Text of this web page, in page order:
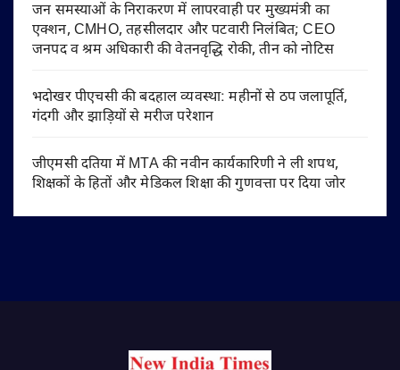
जन समस्याओं के निराकरण में लापरवाही पर मुख्यमंत्री का
एक्शन, CMHO, तहसीलदार और पटवारी निलंबित; CEO
जनपद व श्रम अधिकारी की वेतनवृद्धि रोकी, तीन को नोटिस
भदोखर पीएचसी की बदहाल व्यवस्था: महीनों से ठप जलापूर्ति,
गंदगी और झाड़ियों से मरीज परेशान
जीएमसी दतिया में MTA की नवीन कार्यकारिणी ने ली शपथ,
शिक्षकों के हितों और मेडिकल शिक्षा की गुणवत्ता पर दिया जोर